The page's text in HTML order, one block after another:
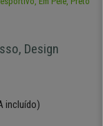
Design
incluído)